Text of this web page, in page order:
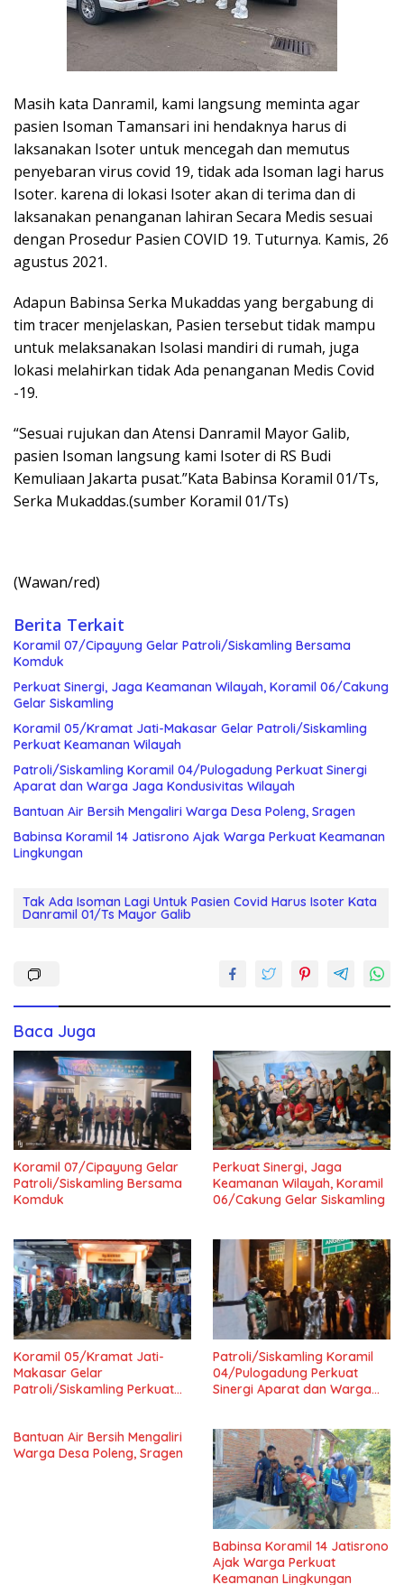
Masih kata Danramil, kami langsung meminta agar
pasien Isoman Tamansari ini hendaknya harus di
laksanakan Isoter untuk mencegah dan memutus
penyebaran virus covid 19, tidak ada Isoman lagi harus
Isoter. karena di lokasi Isoter akan di terima dan di
laksanakan penanganan lahiran Secara Medis sesuai
dengan Prosedur Pasien COVID 19. Tuturnya. Kamis, 26
agustus 2021.
Adapun Babinsa Serka Mukaddas yang bergabung di
tim tracer menjelaskan, Pasien tersebut tidak mampu
untuk melaksanakan Isolasi mandiri di rumah, juga
lokasi melahirkan tidak Ada penanganan Medis Covid
-19.
“Sesuai rujukan dan Atensi Danramil Mayor Galib,
pasien Isoman langsung kami Isoter di RS Budi
Kemuliaan Jakarta pusat.”Kata Babinsa Koramil 01/Ts,
Serka Mukaddas.(sumber Koramil 01/Ts)
(Wawan/red)
Berita Terkait
Koramil 07/Cipayung Gelar Patroli/Siskamling Bersama
Komduk
Perkuat Sinergi, Jaga Keamanan Wilayah, Koramil 06/Cakung
Gelar Siskamling
Koramil 05/Kramat Jati-Makasar Gelar Patroli/Siskamling
Perkuat Keamanan Wilayah
Patroli/Siskamling Koramil 04/Pulogadung Perkuat Sinergi
Aparat dan Warga Jaga Kondusivitas Wilayah
Bantuan Air Bersih Mengaliri Warga Desa Poleng, Sragen
Babinsa Koramil 14 Jatisrono Ajak Warga Perkuat Keamanan
Lingkungan
Tak Ada Isoman Lagi Untuk Pasien Covid Harus Isoter Kata
Danramil 01/Ts Mayor Galib
Baca Juga
Koramil 07/Cipayung Gelar
Patroli/Siskamling Bersama
Komduk
Perkuat Sinergi, Jaga
Keamanan Wilayah, Koramil
06/Cakung Gelar Siskamling
Koramil 05/Kramat Jati-
Makasar Gelar
Patroli/Siskamling Perkuat
Patroli/Siskamling Koramil
04/Pulogadung Perkuat
Sinergi Aparat dan Warga
Bantuan Air Bersih Mengaliri
Warga Desa Poleng, Sragen
Babinsa Koramil 14 Jatisrono
Ajak Warga Perkuat
Keamanan Lingkungan